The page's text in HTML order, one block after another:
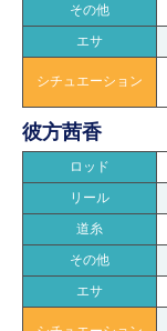
その他
エサ
シチュエーション
彼方茜香
ロッド
リール
道糸
その他
エサ